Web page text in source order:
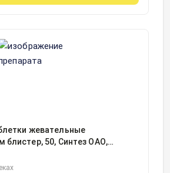
жевательные
блистер, 50, Синтез ОАО,